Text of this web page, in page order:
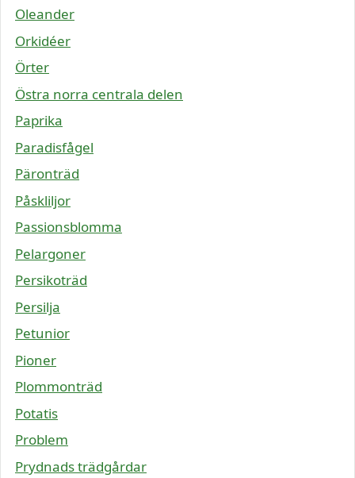
Oleander
Orkidéer
Örter
Östra norra centrala delen
Paprika
Paradisfågel
Päronträd
Påskliljor
Passionsblomma
Pelargoner
Persikoträd
Persilja
Petunior
Pioner
Plommonträd
Potatis
Problem
Prydnads trädgårdar